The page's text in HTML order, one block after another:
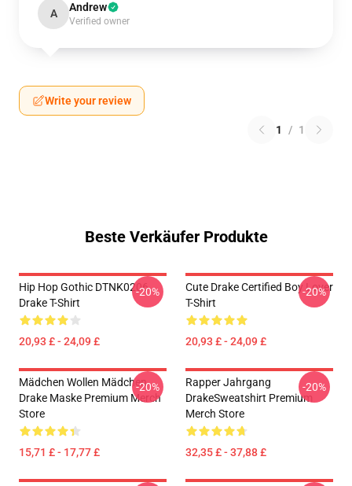
A Andrew
Verified owner
Write your review
1 / 1
Beste Verkäufer Produkte
Hip Hop Gothic DTNK0206
Drake T-Shirt
20,93 £ - 24,09 £
-20%
Cute Drake Certified Boy Lover
T-Shirt
20,93 £ - 24,09 £
-20%
Mädchen Wollen Mädchen
Drake Maske Premium Merch
Store
15,71 £ - 17,77 £
-20%
Rapper Jahrgang
DrakeSweatshirt Premium
Merch Store
32,35 £ - 37,88 £
-20%